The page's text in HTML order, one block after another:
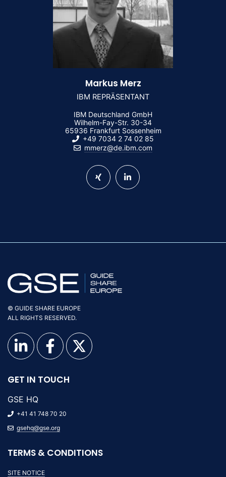
Markus Merz
IBM REPRÄSENTANT
IBM Deutschland GmbH
Wilhelm-Fay-Str. 30-34
65936 Frankfurt Sossenheim
+49 7034 2 74 02 85
mmerz@de.ibm.com
© GUIDE SHARE EUROPE
ALL RIGHTS RESERVED.
GET IN TOUCH
GSE HQ
+41 41 748 70 20
gsehq@gse.org
TERMS & CONDITIONS
SITE NOTICE